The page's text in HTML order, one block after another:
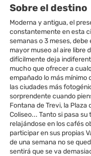
Sobre el destino
Moderna y antigua, el
constantemente en esta
semanas o 3 meses,
mayor museo al aire libre
difícilmente deja
mucho que ofrecer a
empañado lo más mínimo
las ciudades más
sorprendente cuando
Fontana de Trevi, la Plaza
Coliseo... Tanto si pasa
relajándose en los cafés
participar en sus propias
de una semana no se
sentirá que se va